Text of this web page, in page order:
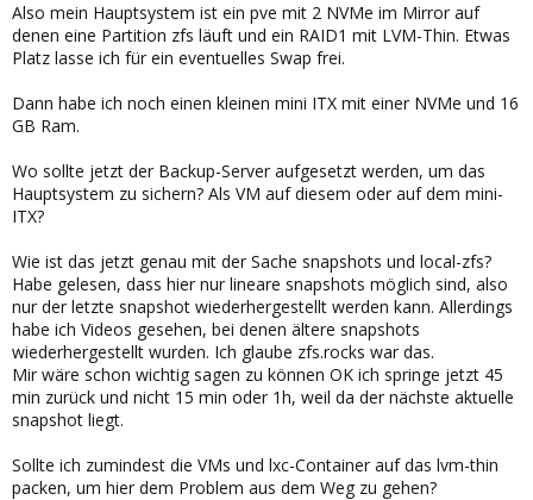
Also mein Hauptsystem ist ein pve mit 2 NVMe im Mirror auf
denen eine Partition zfs läuft und ein RAID1 mit LVM-Thin. Etwas
Platz lasse ich für ein eventuelles Swap frei.
Dann habe ich noch einen kleinen mini ITX mit einer NVMe und 16
GB Ram.
Wo sollte jetzt der Backup-Server aufgesetzt werden, um das
Hauptsystem zu sichern? Als VM auf diesem oder auf dem mini-
ITX?
Wie ist das jetzt genau mit der Sache snapshots und local-zfs?
Habe gelesen, dass hier nur lineare snapshots möglich sind, also
nur der letzte snapshot wiederhergestellt werden kann. Allerdings
habe ich Videos gesehen, bei denen ältere snapshots
wiederhergestellt wurden. Ich glaube zfs.rocks war das.
Mir wäre schon wichtig sagen zu können OK ich springe jetzt 45
min zurück und nicht 15 min oder 1h, weil da der nächste aktuelle
snapshot liegt.
Sollte ich zumindest die VMs und lxc-Container auf das lvm-thin
packen, um hier dem Problem aus dem Weg zu gehen?